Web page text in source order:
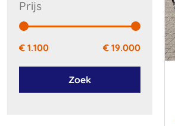
prijs
€ 1.100 € 19.000
Zoek